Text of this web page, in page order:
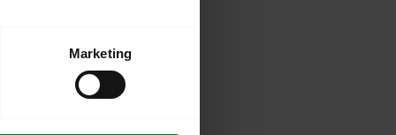
Marketing